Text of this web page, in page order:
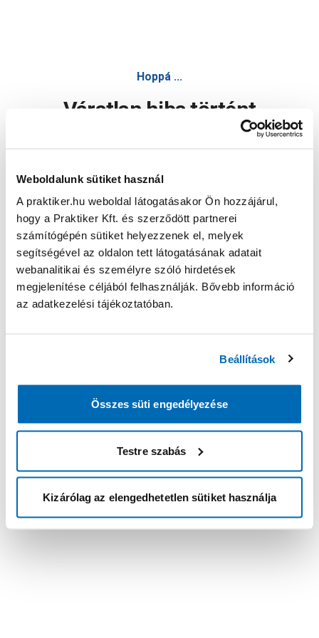
Weboldalunk sütiket használ
A praktiker.hu weboldal látogatásakor Ön hozzájárul,
hogy a Praktiker Kft. és szerződött partnerei
számítógépén sütiket helyezzenek el, melyek
segítségével az oldalon tett látogatásának adatait
webanalitikai és személyre szóló hirdetések
megjelenítése céljából felhasználják. Bővebb információ
az adatkezelési tájékoztatóban.
Beállítások
Összes süti engedélyezése
Testre szabás
Kizárólag az elengedhetetlen sütiket használja
Hoppá ...
Váratlan hiba történt
Oldal újratöltése